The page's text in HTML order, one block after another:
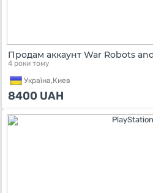
Продам аккаунт War Robots
4 роки тому
Україна,Киев
8400 UAH